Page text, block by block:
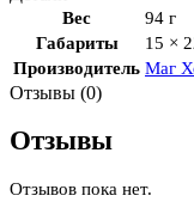
Вес
94 г
Габариты
15 ×
Производитель Маг
Отзывы (0)
Отзывы
Отзывов пока нет.